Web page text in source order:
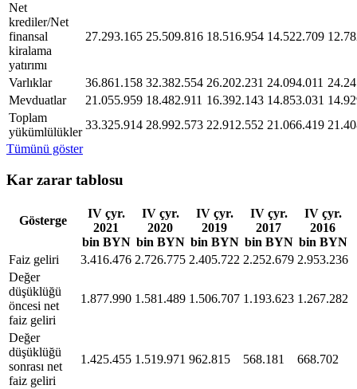
Net
krediler/Net
finansal
kiralama
yatırımı
27.293.165 25.509.816 18.516.954 14.522.709
Varlıklar 36.861.158 32.382.554 26.202.231 24.094.011
Mevduatlar
21.055.959 18.482.911 16.392.143 14.853.031
Toplam
yükümlülükler
33.325.914 28.992.573 22.912.552 21.066.419
Tümünü göster
Kar zarar tablosu
Gösterge
IV çyr.
2021
bin BYN
IV çyr.
2020
bin BYN
IV çyr.
2019
bin BYN
IV çyr.
2017
bin BYN
IV çyr.
2016
bin BYN
Faiz geliri
3.416.476 2.726.775 2.405.722 2.252.679 2.953.236
Değer
düşüklüğü
öncesi net
faiz geliri
1.877.990 1.581.489 1.506.707 1.193.623 1.267.282
Değer
düşüklüğü
sonrası net
faiz geliri
1.425.455 1.519.971 962.815 568.181 668.702